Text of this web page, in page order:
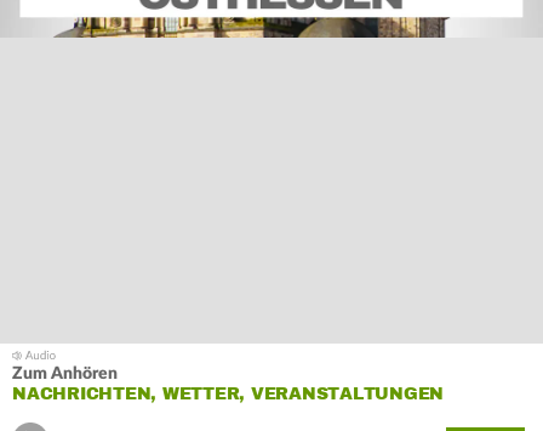
Zum Anhören
NACHRICHTEN, WETTER, VERANSTALTUNGEN